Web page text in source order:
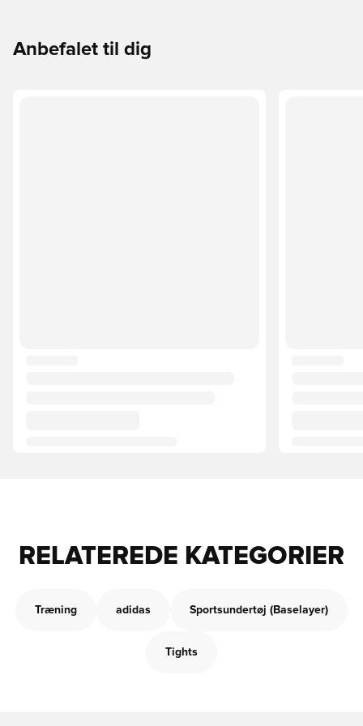
Anbefalet til dig
RELATEREDE KATEGORIER
Træning adidas Sportsundertøj (Baselayer)
Tights